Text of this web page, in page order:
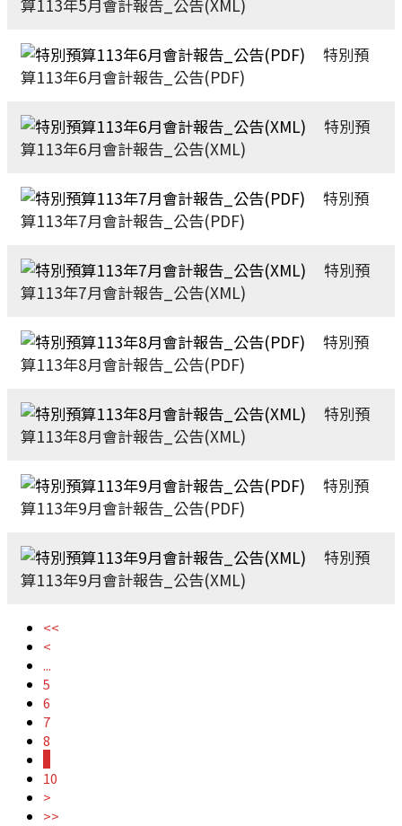
算113年5月會計報告_公告(XML)
特別預
算113年6月會計報告_公告(PDF)
特別預
算113年6月會計報告_公告(XML)
特別預
算113年7月會計報告_公告(PDF)
特別預
算113年7月會計報告_公告(XML)
特別預
算113年8月會計報告_公告(PDF)
特別預
算113年8月會計報告_公告(XML)
特別預
算113年9月會計報告_公告(PDF)
特別預
算113年9月會計報告_公告(XML)
<<
<
...
5
6
7
8
10
>
>>